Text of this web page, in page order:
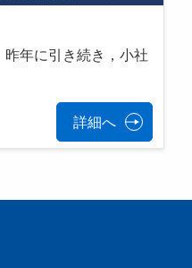
昨年に引き続き，小社
詳細へ